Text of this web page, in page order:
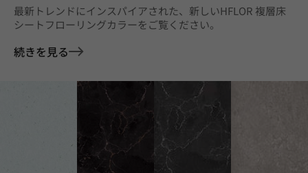
最新トレンドにインスパイアされた、新しいHFLOR 複層床
シートフローリングカラーをご覧ください。
続きを見る